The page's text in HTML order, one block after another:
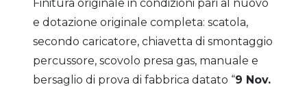
Finitura originale in condizioni pari al nuovo
e dotazione originale completa: scatola,
secondo caricatore, chiavetta di smontaggio
percussore, scovolo presa gas, manuale e
bersaglio di prova di fabbrica datato “9 Nov.